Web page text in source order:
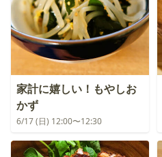
家計に嬉しい！もやしお
かず
6/17 (日) 12:00〜12:30